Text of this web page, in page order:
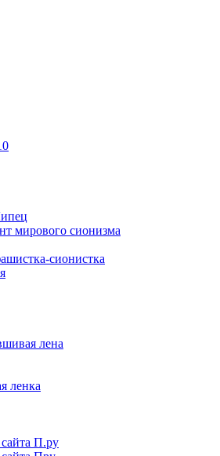
мирового сионизма
сионистка
лена
ленка
П.ру